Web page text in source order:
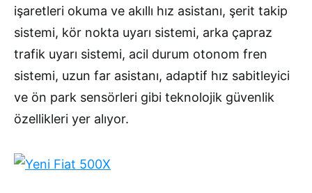
işaretleri okuma ve akıllı hız asistanı, şerit takip
sistemi, kör nokta uyarı sistemi, arka çapraz
trafik uyarı sistemi, acil durum otonom fren
sistemi, uzun far asistanı, adaptif hız sabitleyici
ve ön park sensörleri gibi teknolojik güvenlik
özellikleri yer alıyor.